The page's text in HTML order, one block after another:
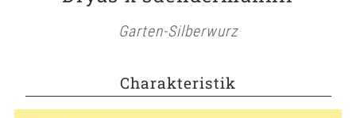
Garten-Silberwurz
Charakteristik